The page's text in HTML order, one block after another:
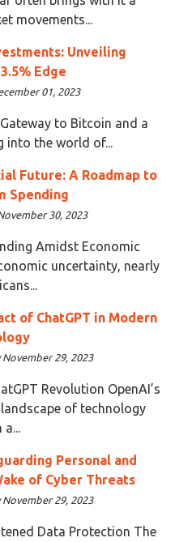
movements...
Unveiling
Edge
01, 2023
to Bitcoin and a
into the world of...
Future: A Roadmap to
Spending
30, 2023
Amidst Economic
uncertainty, nearly
of ChatGPT in Modern
29, 2023
Revolution OpenAI’s
of technology
a...
Personal and
of Cyber Threats
29, 2023
Data Protection The